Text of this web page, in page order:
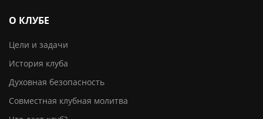
О КЛУБЕ
Цели и задачи
История клуба
Духовная безопасность
Совместная клубная молитва